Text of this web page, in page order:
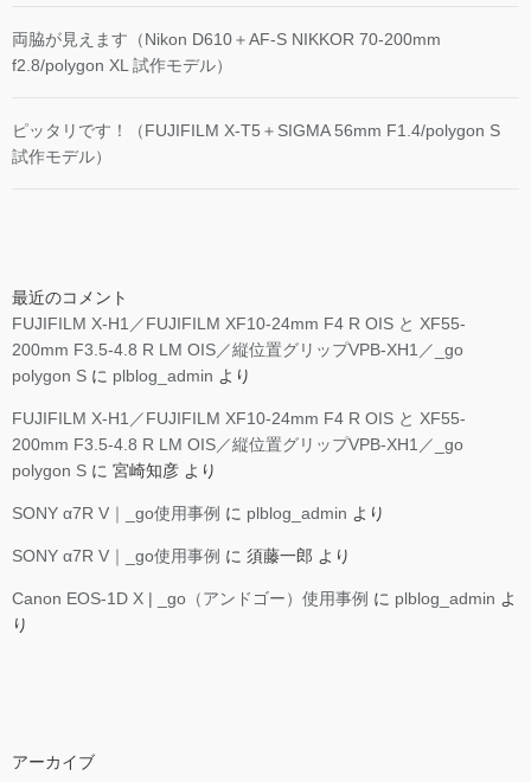
両脇が見えます（Nikon D610＋AF-S NIKKOR 70-200mm
f2.8/polygon XL 試作モデル）
ピッタリです！（FUJIFILM X-T5＋SIGMA 56mm F1.4/polygon S
試作モデル）
最近のコメント
FUJIFILM X-H1／FUJIFILM XF10-24mm F4 R OIS と XF55-
200mm F3.5-4.8 R LM OIS／縦位置グリップVPB-XH1／_go
polygon S に plblog_admin より
FUJIFILM X-H1／FUJIFILM XF10-24mm F4 R OIS と XF55-
200mm F3.5-4.8 R LM OIS／縦位置グリップVPB-XH1／_go
polygon S に 宮崎知彦 より
SONY α7R V｜_go使用事例 に plblog_admin より
SONY α7R V｜_go使用事例 に 須藤一郎 より
Canon EOS-1D X | _go（アンドゴー）使用事例 に plblog_admin よ
り
アーカイブ